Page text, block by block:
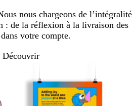
nous chargeons de l’intégralité
: de la réflexion à la livraison des
votre compte.
Découvrir